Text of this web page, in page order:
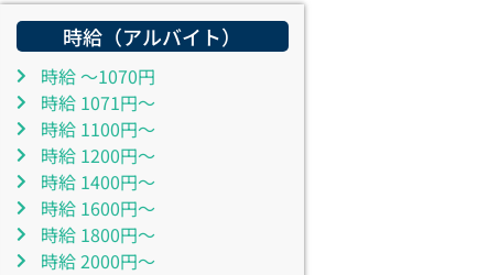
時給（アルバイト）
時給 ～1070円
時給 1071円～
時給 1100円～
時給 1200円～
時給 1400円～
時給 1600円～
時給 1800円～
時給 2000円～